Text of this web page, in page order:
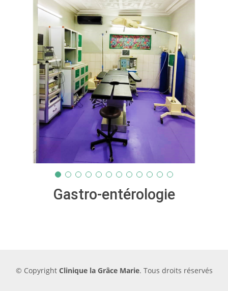
Gastro-entérologie
© Copyright Clinique la Grâce Marie. Tous droits réservés